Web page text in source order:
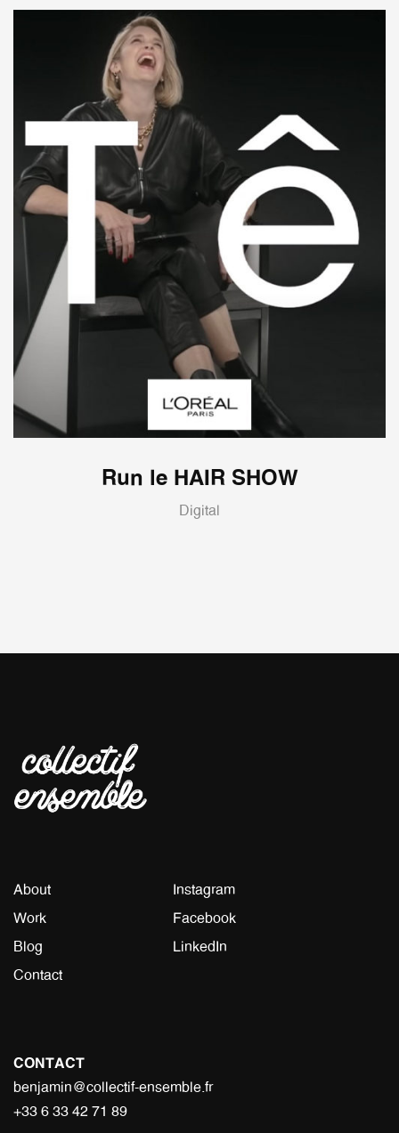
Run le HAIR SHOW
Digital
About
Work
Blog
Contact
Instagram
Facebook
LinkedIn
CONTACT
benjamin@collectif-ensemble.fr
+33 6 33 42 71 89